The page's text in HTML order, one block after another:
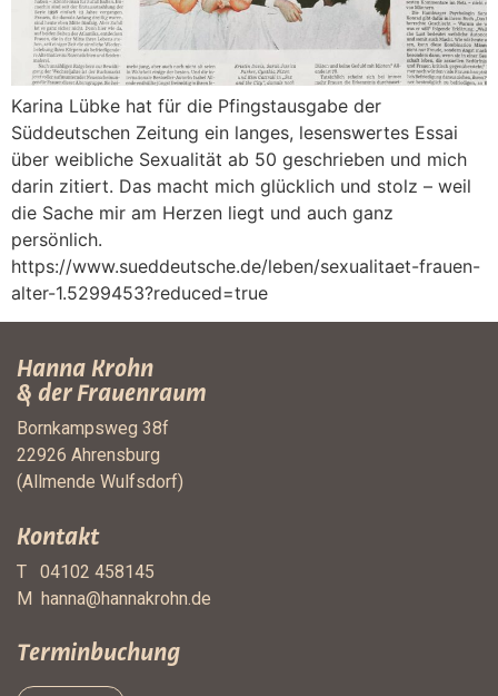
Karina Lübke hat für die Pfingstausgabe der
Süddeutschen Zeitung ein langes, lesenswertes Essai
über weibliche Sexualität ab 50 geschrieben und mich
darin zitiert. Das macht mich glücklich und stolz – weil
die Sache mir am Herzen liegt und auch ganz
persönlich.
https://www.sueddeutsche.de/leben/sexualitaet-frauen-
alter-1.5299453?reduced=true
Hanna Krohn
& der Frauenraum
Bornkampsweg 38f
22926 Ahrensburg
(Allmende Wulfsdorf)
Kontakt
T 04102 458145
M hanna@hannakrohn.de
Terminbuchung